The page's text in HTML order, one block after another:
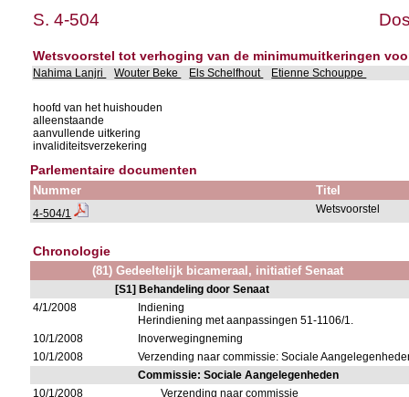
S. 4-504
Wetsvoorstel tot verhoging van de minimumuitkeringen
Nahima Lanjri Wouter Beke Els Schelfhout Etienne Schouppe
hoofd van het huishouden
alleenstaande
aanvullende uitkering
invaliditeitsverzekering
Parlementaire documenten
Nummer Titel
4-504/1 Wetsvoorstel
Chronologie
(81) Gedeeltelijk bicameraal, initiatief Senaat
[S1] Behandeling door Senaat
4/1/2008
Indiening
Herindiening met aanpassingen 51-1106/1.
10/1/2008
Inoverwegingneming
10/1/2008
Verzending naar commissie: Sociale
Commissie: Sociale Aangelegenheden
10/1/2008
Verzending naar commissie